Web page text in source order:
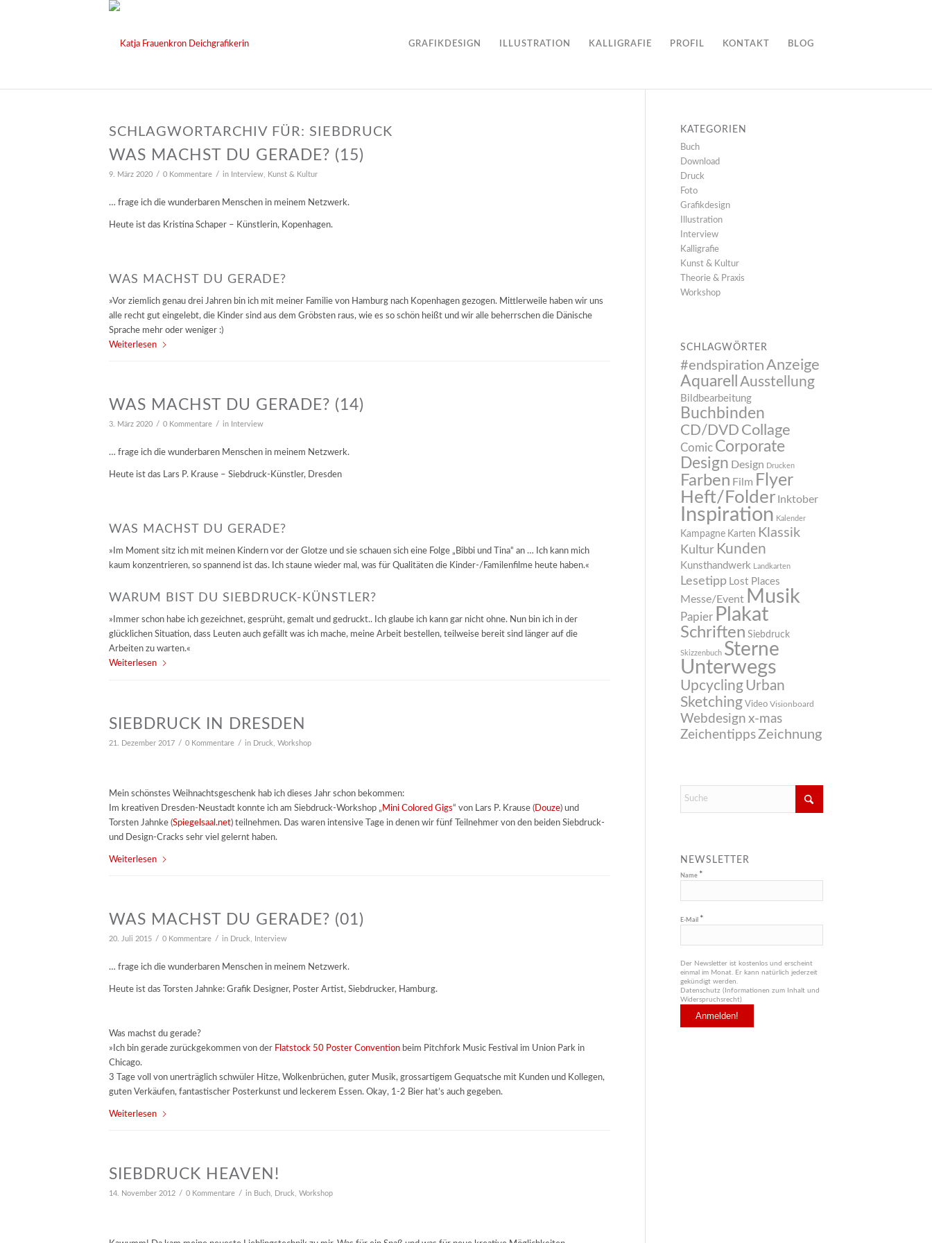
GRAFIKDESIGN ILLUSTRATION KALLIGRAFIE PROFIL KONTAKT BLOG
SCHLAGWORTARCHIV FÜR: SIEBDRUCK
WAS MACHST DU GERADE? (15)
9. März 2020 / 0 Kommentare / in Interview, Kunst & Kultur
… frage ich die wunderbaren Menschen in meinem Netzwerk.
Heute ist das Kristina Schaper – Künstlerin, Kopenhagen.
WAS MACHST DU GERADE?
»Vor ziemlich genau drei Jahren bin ich mit meiner Familie von Hamburg nach Kopenhagen gezogen. Mittlerweile haben wir uns
alle recht gut eingelebt, die Kinder sind aus dem Gröbsten raus, wie es so schön heißt und wir alle beherrschen die Dänische
Sprache mehr oder weniger :)
Weiterlesen
WAS MACHST DU GERADE? (14)
3. März 2020 / 0 Kommentare / in Interview
… frage ich die wunderbaren Menschen in meinem Netzwerk.
Heute ist das Lars P. Krause – Siebdruck-Künstler, Dresden
WAS MACHST DU GERADE?
»Im Moment sitz ich mit meinen Kindern vor der Glotze und sie schauen sich eine Folge „Bibbi und Tina“ an … Ich kann mich
kaum konzentrieren, so spannend ist das. Ich staune wieder mal, was für Qualitäten die Kinder-/Familenfilme heute haben.«
WARUM BIST DU SIEBDRUCK-KÜNSTLER?
»Immer schon habe ich gezeichnet, gesprüht, gemalt und gedruckt.. Ich glaube ich kann gar nicht ohne. Nun bin ich in der
glücklichen Situation, dass Leuten auch gefällt was ich mache, meine Arbeit bestellen, teilweise bereit sind länger auf die
Arbeiten zu warten.«
Weiterlesen
SIEBDRUCK IN DRESDEN
21. Dezember 2017 / 0 Kommentare / in Druck Workshop
Mein schönstes Weihnachtsgeschenk hab ich dieses Jahr schon bekommen:
Im kreativen Dresden-Neustadt konnte ich am Siebdruck-Workshop „ Mini Colored Gigs“ von Lars P. Krause (Douze) und
Torsten Jahnke (Spiegelsaal.net) teilnehmen. Das waren intensive Tage in denen wir fünf Teilnehmer von den beiden Siebdruck-
und Design-Cracks sehr viel gelernt haben.
Weiterlesen
WAS MACHST DU GERADE? (01)
20. Juli 2015 / 0 Kommentare / in Druck Interview
… frage ich die wunderbaren Menschen in meinem Netzwerk.
Heute ist das Torsten Jahnke: Grafik Designer, Poster Artist, Siebdrucker, Hamburg.
Was machst du gerade?
»Ich bin gerade zurückgekommen von der Flatstock 50 Poster Convention beim Pitchfork Music Festival im Union Park in
Chicago.
3 Tage voll von unerträglich schwüler Hitze, Wolkenbrüchen, guter Musik, grossartigem Gequatsche mit Kunden und Kollegen,
guten Verkäufen, fantastischer Posterkunst und leckerem Essen. Okay, 1-2 Bier hat’s auch gegeben.
Weiterlesen
SIEBDRUCK HEAVEN!
14. November 2012 / 0 Kommentare / in Buch Druck Workshop
KATEGORIEN
Buch
Download
Druck
Foto
Grafikdesign
Illustration
Interview
Kalligrafie
Kunst & Kultur
Theorie & Praxis
Workshop
SCHLAGWÖRTER
#endspiration Anzeige
Aquarell
Ausstellung
Bildbearbeitung
Buchbinden
CD/DVD Collage
Comic Corporate
Design Design Drucken
Farben Film Flyer
Heft/Folder Inktober
Inspiration Kalender
Kampagne Karten Klassik
Kultur Kunden
Kunsthandwerk Landkarten
Lesetipp Lost Places
Messe/Event Musik
Papier Plakat
Schriften Siebdruck
Skizzenbuch Sterne
Unterwegs
Upcycling Urban
Sketching Video Visionboard
Webdesign x-mas
ZeichentippsZeichnung
NEWSLETTER
Name *
E-Mail *
Der Newsletter ist kostenlos und erscheint
einmal im Monat. Er kann natürlich jederzeit
gekündigt werden.
Datenschutz (Informationen zum Inhalt und
Widerspruchsrecht)